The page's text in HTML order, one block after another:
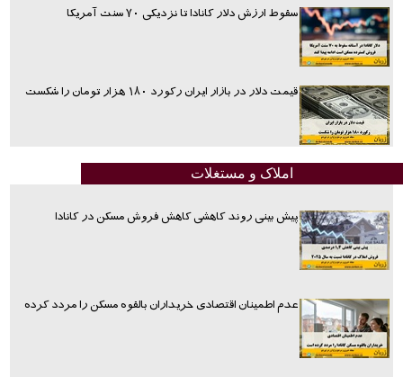
سقوط ارزش دلار کانادا تا نزدیکی ۷۰ سنت آمریکا
قیمت دلار در بازار ایران رکورد ۱۸۰ هزار تومان را شکست
املاک و مستغلات
پیش بینی روند کاهشی کاهش فروش مسکن در کانادا
عدم اطمینان اقتصادی خریداران بالقوه مسکن را مردد کرده